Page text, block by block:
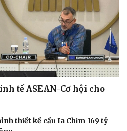
tế ASEAN-Cơ hội cho
thiết kế cầu Ia Chim 169 tỷ